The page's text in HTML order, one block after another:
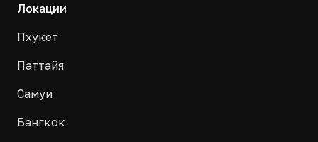
Локации
Пхукет
Паттайя
Самуи
Бангкок